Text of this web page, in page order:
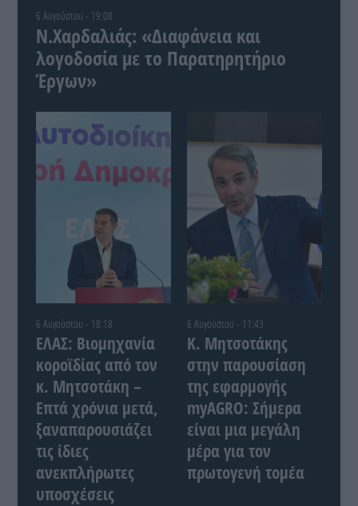
6 Αυγούστου - 19:08
Ν.Χαρδαλιάς: «Διαφάνεια και
λογοδοσία με το Παρατηρητήριο
Έργων»
6 Αυγούστου - 18:18
ΕΛΑΣ: Βιομηχανία
κοροϊδίας από τον
κ. Μητσοτάκη –
Επτά χρόνια μετά,
ξαναπαρουσιάζει
τις ίδιες
ανεκπλήρωτες
υποσχέσεις
6 Αυγούστου - 11:43
Κ. Μητσοτάκης
στην παρουσίαση
της εφαρμογής
myAGRO: Σήμερα
είναι μια μεγάλη
μέρα για τον
πρωτογενή τομέα